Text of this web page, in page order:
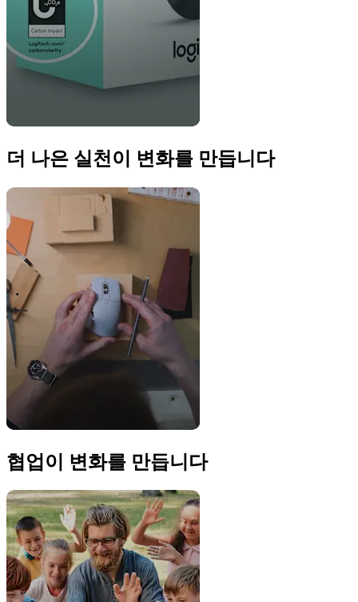
더 나은 실천이 변화를 만듭니다
협업이 변화를 만듭니다